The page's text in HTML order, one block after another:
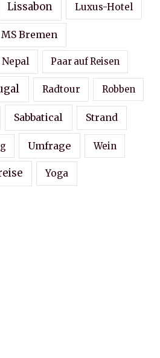
Lissabon Luxus-Hotel
MS Bremen
Nepal Paar auf Reisen
Radtour Robben
Sabbatical Strand
Umfrage Wein
Yoga